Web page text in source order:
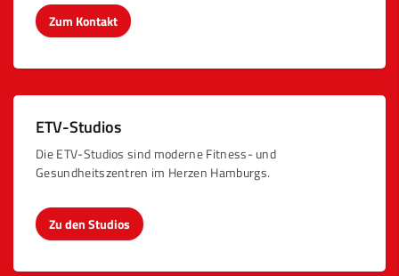
Zum Kontakt
ETV-Studios
Die ETV-Studios sind moderne Fitness- und
Gesundheitszentren im Herzen Hamburgs.
Zu den Studios